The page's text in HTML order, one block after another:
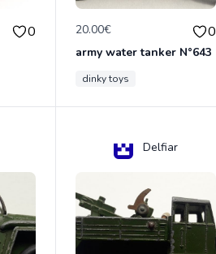
0 20.00€ 0
army water tanker N°643
dinky toys
Delfiar